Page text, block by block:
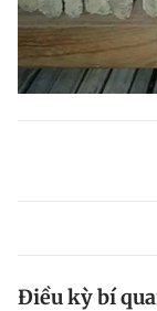
Điều kỳ bí